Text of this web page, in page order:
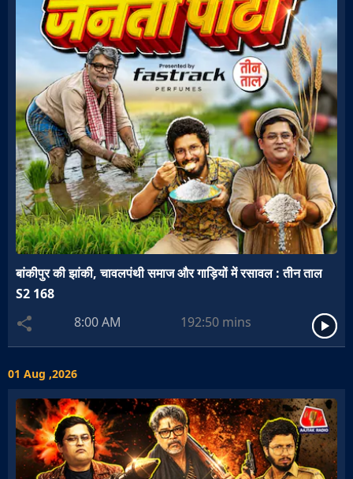
बांकीपुर की झांकी, चावलपंथी समाज और गाड़ियों में रसावल : तीन ताल
S2 168
8:00 AM
192:50mins
01 Aug ,2026